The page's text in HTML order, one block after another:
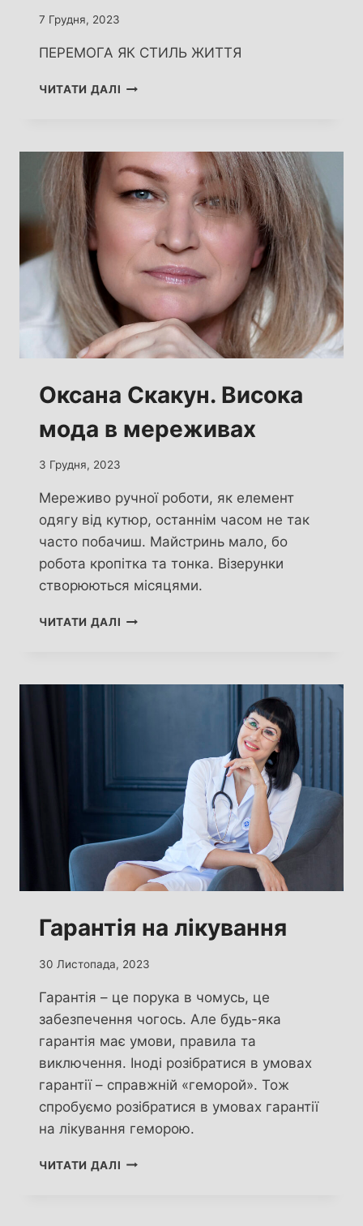
7 Грудня, 2023
ПЕРЕМОГА ЯК СТИЛЬ ЖИТТЯ
ЧИТАТИ ДАЛІ ЛАНА
WORLD
2023
Оксана Скакун. Висока
мода в мереживах
3 Грудня, 2023
Мереживо ручної роботи, як елемент
одягу від кутюр, останнім часом не так
часто побачиш. Майстринь мало, бо
робота кропітка та тонка. Візерунки
створюються місяцями.
ЧИТАТИ ДАЛІ ОКСАНА
В
Гарантія на лікування
30 Листопада, 2023
Гарантія – це порука в чомусь, це
забезпечення чогось. Але будь-яка
гарантія має умови, правила та
виключення. Іноді розібратися в умовах
гарантії – справжній «геморой». Тож
спробуємо розібратися в умовах гарантії
на лікування геморою.
ЧИТАТИ ДАЛІ ГАРАНТІЯ